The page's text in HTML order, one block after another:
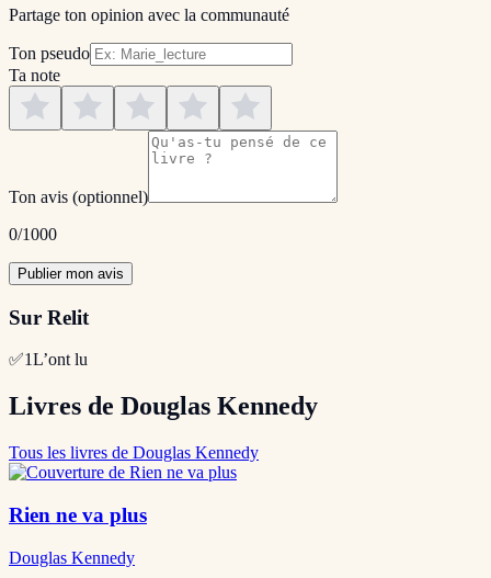
Partage ton opinion avec la communauté
Ton pseudo
Ta note
Ton avis (optionnel)
0/1000
Publier mon avis
Sur Relit
✅1L’ont lu
Livres de Douglas Kennedy
Tous les livres de Douglas Kennedy
Rien ne va plus
Douglas Kennedy